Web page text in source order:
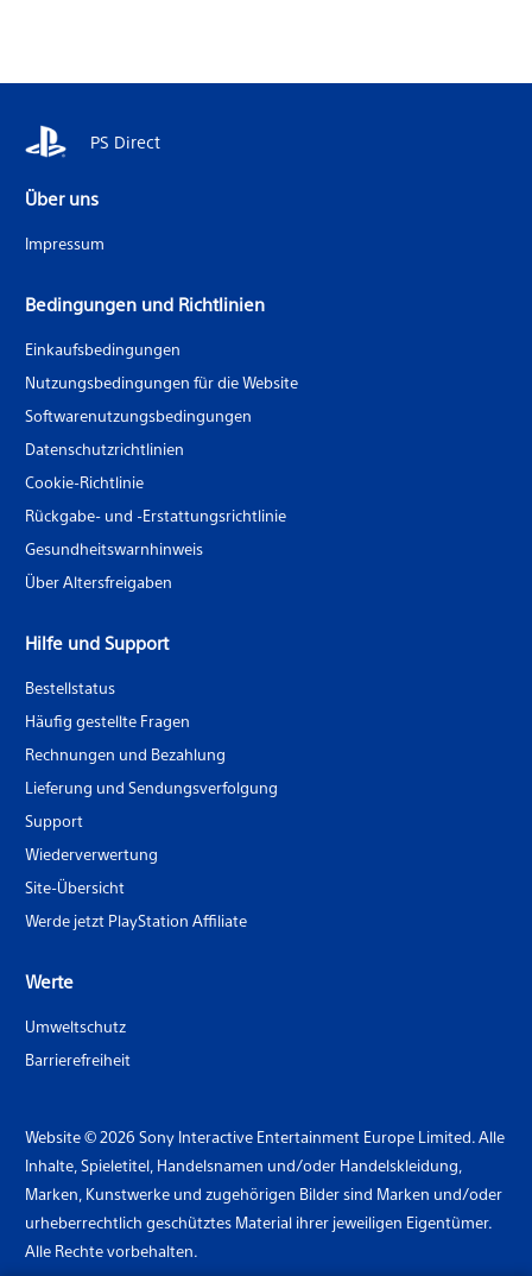
PS Direct
Über uns
Impressum
Bedingungen und Richtlinien
Einkaufsbedingungen
Nutzungsbedingungen für die Website
Softwarenutzungsbedingungen
Datenschutzrichtlinien
Cookie-Richtlinie
Rückgabe- und -Erstattungsrichtlinie
Gesundheitswarnhinweis
Über Altersfreigaben
Hilfe und Support
Bestellstatus
Häufig gestellte Fragen
Rechnungen und Bezahlung
Lieferung und Sendungsverfolgung
Support
Wiederverwertung
Site-Übersicht
Werde jetzt PlayStation Affiliate
Werte
Umweltschutz
Barrierefreiheit
Website © 2026 Sony Interactive Entertainment Europe Limited. Alle
Inhalte, Spieletitel, Handelsnamen und/oder Handelskleidung,
Marken, Kunstwerke und zugehörigen Bilder sind Marken und/oder
urheberrechtlich geschütztes Material ihrer jeweiligen Eigentümer.
Alle Rechte vorbehalten.